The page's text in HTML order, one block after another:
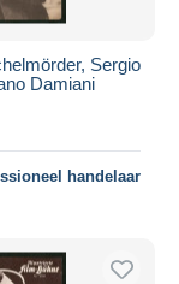
Sergio
Damiani
handelaar